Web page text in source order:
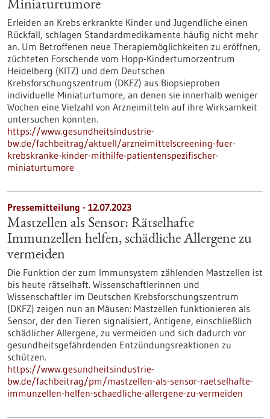
Miniaturtumore
Erleiden an Krebs erkrankte Kinder und Jugendliche einen
Rückfall, schlagen Standardmedikamente häufig nicht mehr
an. Um Betroffenen neue Therapiemöglichkeiten zu eröffnen,
züchteten Forschende vom Hopp-Kindertumorzentrum
Heidelberg (KITZ) und dem Deutschen
Krebsforschungszentrum (DKFZ) aus Biopsieproben
individuelle Miniaturtumore, an denen sie innerhalb weniger
Wochen eine Vielzahl von Arzneimitteln auf ihre Wirksamkeit
untersuchen konnten.
https://www.gesundheitsindustrie-
bw.de/fachbeitrag/aktuell/arzneimittelscreening-fuer-
krebskranke-kinder-mithilfe-patientenspezifischer-
miniaturtumore
Pressemitteilung - 12.07.2023
Mastzellen als Sensor: Rätselhafte
Immunzellen helfen, schädliche Allergene zu
vermeiden
Die Funktion der zum Immunsystem zählenden Mastzellen ist
bis heute rätselhaft. Wissenschaftlerinnen und
Wissenschaftler im Deutschen Krebsforschungszentrum
(DKFZ) zeigen nun an Mäusen: Mastzellen funktionieren als
Sensor, der den Tieren signalisiert, Antigene, einschließlich
schädlicher Allergene, zu vermeiden und sich dadurch vor
gesundheitsgefährdenden Entzündungsreaktionen zu
schützen.
https://www.gesundheitsindustrie-
bw.de/fachbeitrag/pm/mastzellen-als-sensor-raetselhafte-
immunzellen-helfen-schaedliche-allergene-zu-vermeiden